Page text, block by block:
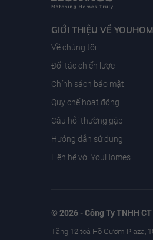
GIỚI THIỆU VỀ
Về chúng tôi
Đối tác chiến lược
Chính sách bảo mật
Quy chế hoạt động
Câu hỏi thường gặp
Hướng dẫn sử dụng
Liên hệ với YouHomes
© 2026 - Công Ty TNHH
Tầng 12 toà Hồ Gươm Plaza,